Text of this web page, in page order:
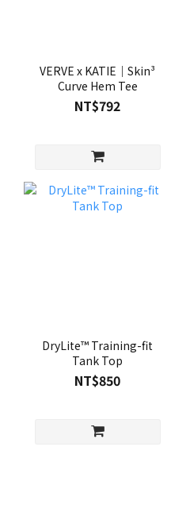
VERVE x KATIE｜Skin³
Curve Hem Tee
NT$792
DryLite™ Training-fit
Tank Top
NT$850